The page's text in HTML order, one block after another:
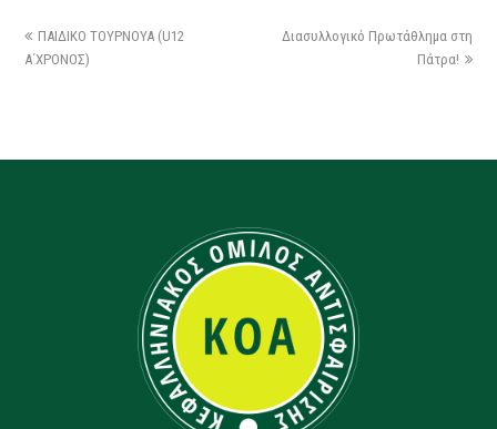
ΠΑΙΔΙΚΟ ΤΟΥΡΝΟΥΑ (U12
Α΄ΧΡΟΝΟΣ)
Διασυλλογικό Πρωτάθλημα στη
Πάτρα!